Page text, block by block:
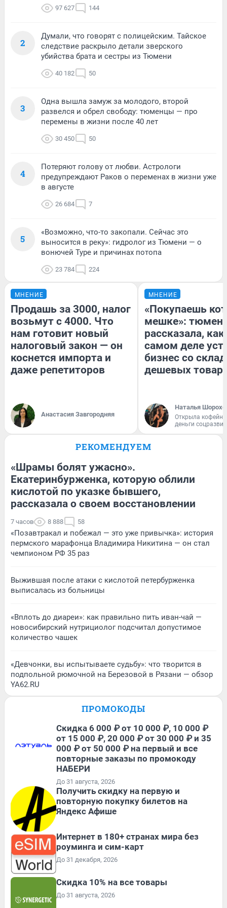
97 627 144
2
Думали, что говорят с полицейским. Тайское
следствие раскрыло детали зверского
убийства брата и сестры из Тюмени
40 182 50
3
Одна вышла замуж за молодого, второй
развелся и обрел свободу: тюменцы — про
перемены в жизни после 40 лет
30 450 50
4
Потеряют голову от любви. Астрологи
предупреждают Раков о переменах в жизни уже
в августе
26 684 7
5
«Возможно, что-то закопали. Сейчас это
выносится в реку»: гидролог из Тюмени — о
вонючей Туре и причинах потопа
23 784 224
МНЕНИЕ
Продашь за 3000, налог
возьмут с 4000. Что
нам готовит новый
налоговый закон — он
коснется импорта и
даже репетиторов
Анастасия Завгородняя
МНЕНИЕ
«Покупаешь
мешке»:
рассказала, как
самом деле
бизнес со
дешевых
Наталья
Открыла
деньги
РЕКОМЕНДУЕМ
«Шрамы болят ужасно».
Екатеринбурженка, которую облили
кислотой по указке бывшего,
рассказала о своем восстановлении
7 часов 8 888 58
«Позавтракал и побежал — это уже привычка»: история
пермского марафонца Владимира Никитина — он стал
чемпионом РФ 35 раз
Выжившая после атаки с кислотой петербурженка
выписалась из больницы
«Вплоть до диареи»: как правильно пить иван-чай —
новосибирский нутрициолог подсчитал допустимое
количество чашек
«Девчонки, вы испытываете судьбу»: что творится в
подпольной рюмочной на Березовой в Рязани — обзор
YA62.RU
ПРОМОКОДЫ
Скидка 6 000 ₽ от 10 000 ₽, 10 000 ₽
от 15 000 ₽, 20 000 ₽ от 30 000 ₽ и 35
000 ₽ от 50 000 ₽ на первый и все
повторные заказы по промокоду
НАБЕРИ
До 31 августа, 2026
Получить скидку на первую и
повторную покупку билетов на
Яндекс Афише
Интернет в 180+ странах мира без
роуминга и сим-карт
До 31 декабря, 2026
Скидка 10% на все товары
До 31 августа, 2026